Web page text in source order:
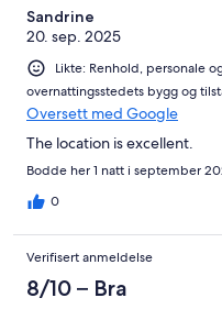
Sandrine
20. sep. 2025
Likte: Renhold, personale
overnattingsstedets bygg og
Oversett med Google
The location is excellent.
Bodde her 1 natt i september
0
Verifisert anmeldelse
8/10 – Bra